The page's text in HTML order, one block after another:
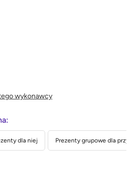
wykonawcy
dla niej Prezenty grupowe dla